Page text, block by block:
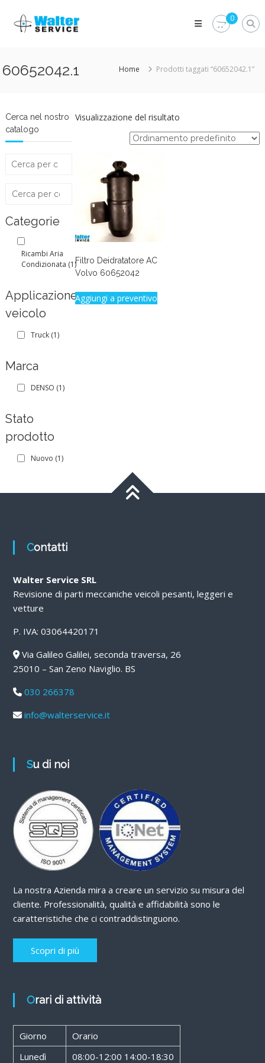
content
Walter
Service
parti
veicolo?
Vieni
Srl
0
60652042.1 Home Prodotti taggati “60652042.1”
Visualizzazione del risultato
Filtro Deidratatore AC
Volvo 60652042
Aggiungi a preventivo
Cerca nel nostro
catalogo
Categorie
Ricambi Aria
Condizionata (1)
Applicazione
veicolo
Truck (1)
Marca
DENSO (1)
Stato
prodotto
Nuovo (1)
Contatti
Walter Service SRL
Revisione di parti meccaniche veicoli pesanti, leggeri e
vetture
P. IVA: 03064420171
Via Galileo Galilei, seconda traversa, 26
25010 – San Zeno Naviglio. BS
030 266378
info@walterservice.it
Su di noi
La nostra Azienda mira a creare un servizio su misura del
cliente. Professionalità, qualità e affidabilità sono le
caratteristiche che ci contraddistinguono.
Scopri di più
Orari di attività
Giorno
Orario
Lunedì
08:00-12:00 14:00-18:30